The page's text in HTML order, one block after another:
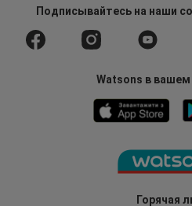
Горячая
Подписывайтесьна наши
Watsons в